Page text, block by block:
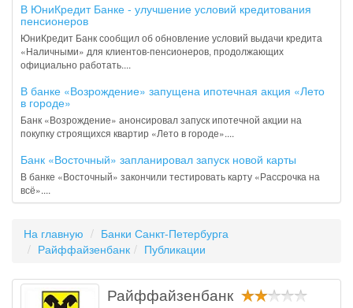
В ЮниКредит Банке - улучшение условий кредитования
пенсионеров
ЮниКредит Банк сообщил об обновление условий выдачи кредита
«Наличными» для клиентов-пенсионеров, продолжающих
официально работать....
В банке «Возрождение» запущена ипотечная акция «Лето
в городе»
Банк «Возрождение» анонсировал запуск ипотечной акции на
покупку строящихся квартир «Лето в городе»....
Банк «Восточный» запланировал запуск новой карты
В банке «Восточный» закончили тестировать карту «Рассрочка на
всё»....
На главную
Банки Санкт-Петербурга
Райффайзенбанк
Публикации
Райффайзенбанк